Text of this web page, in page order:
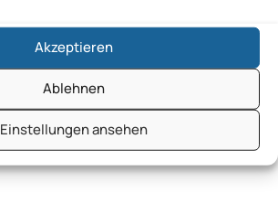
Akzeptieren
Ablehnen
Einstellungen ansehen